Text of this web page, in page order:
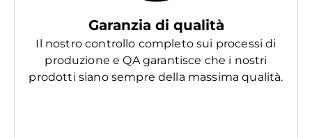
Garanzia di qualità
Il nostro controllo completo sui processi di
produzione e QA garantisce che i nostri
prodotti siano sempre della massima qualità.